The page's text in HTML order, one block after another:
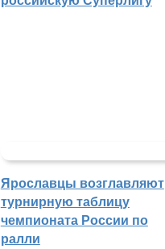
Ярославцы возглавляют
турнирную таблицу
чемпионата России по
ралли